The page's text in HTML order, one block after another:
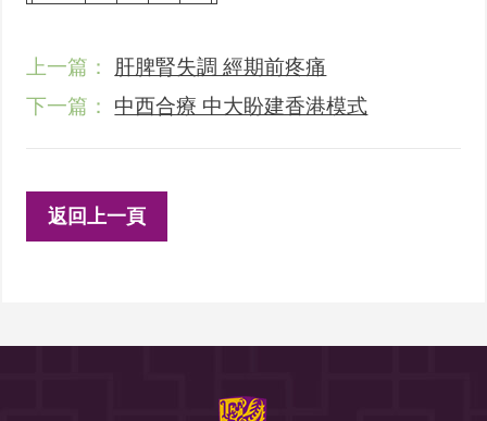
上一篇：
肝脾腎失調 經期前疼痛
下一篇：
中西合療 中大盼建香港模式
返回上一頁